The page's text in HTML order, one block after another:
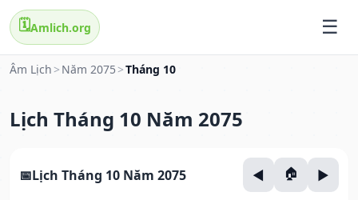
🗓️Amlich.org
Âm Lịch > Năm 2075 >Tháng 10
Lịch Tháng 10 Năm 2075
Lịch Tháng 10 Năm 2075